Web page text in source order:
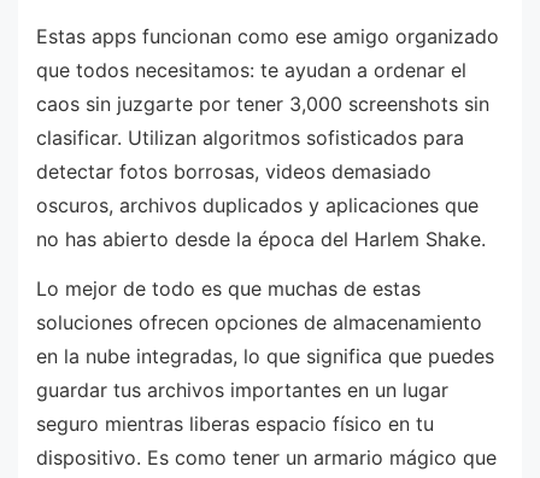
Estas apps funcionan como ese amigo organizado
que todos necesitamos: te ayudan a ordenar el
caos sin juzgarte por tener 3,000 screenshots sin
clasificar. Utilizan algoritmos sofisticados para
detectar fotos borrosas, videos demasiado
oscuros, archivos duplicados y aplicaciones que
no has abierto desde la época del Harlem Shake.
Lo mejor de todo es que muchas de estas
soluciones ofrecen opciones de almacenamiento
en la nube integradas, lo que significa que puedes
guardar tus archivos importantes en un lugar
seguro mientras liberas espacio físico en tu
dispositivo. Es como tener un armario mágico que